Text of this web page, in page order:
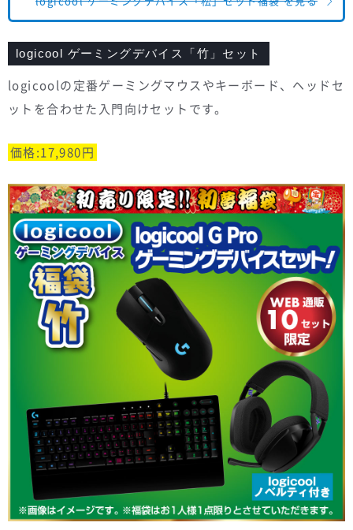
logicool ゲーミングデバイス「竹」セット
logicoolの定番ゲーミングマウスやキーボード、ヘッドセ
ットを合わせた入門向けセットです。
価格:17,980円